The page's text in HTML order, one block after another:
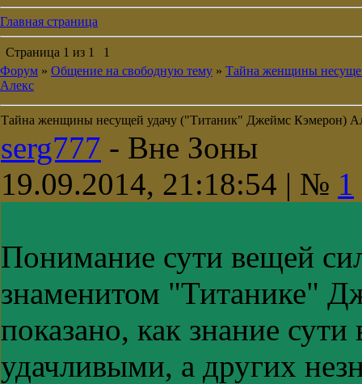
Главная страница
Страница 1 из 1
1
Форум » Общение на свободную тему » Тайна женщины
Алекс
Тайна женщины несущей удачу ("Титаник" Джеймс Кэмерон)
serg777 - Вне Зоны
19.09.2014, 21:18:54 | № 1
Понимание сути вещей
знаменитом "Титанике"
показано, как знание
удачливыми, а других